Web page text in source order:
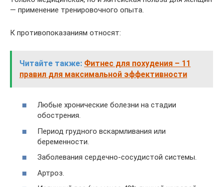
— применение тренировочного опыта.
К противопоказаниям относят:
Читайте также: Фитнес для похудения – 11
правил для максимальной эффективности
Любые хронические болезни на стадии
обострения.
Период грудного вскармливания или
беременности.
Заболевания сердечно-сосудистой системы.
Артроз.